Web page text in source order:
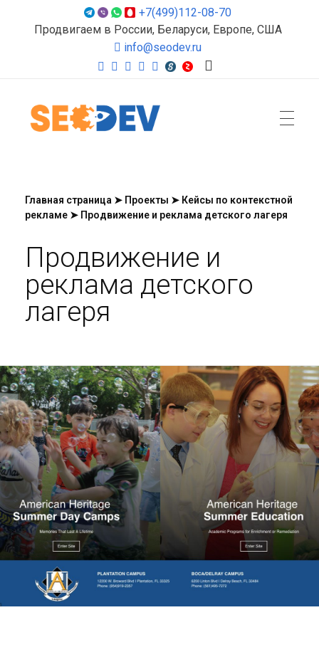
+7(499)112-08-70
Продвигаем в России, Беларуси, Европе, США
info@seodev.ru
Главная страница ➤ Проекты ➤ Кейсы по контекстной
рекламе ➤ Продвижение и реклама детского лагеря
Продвижение и
реклама детского
лагеря